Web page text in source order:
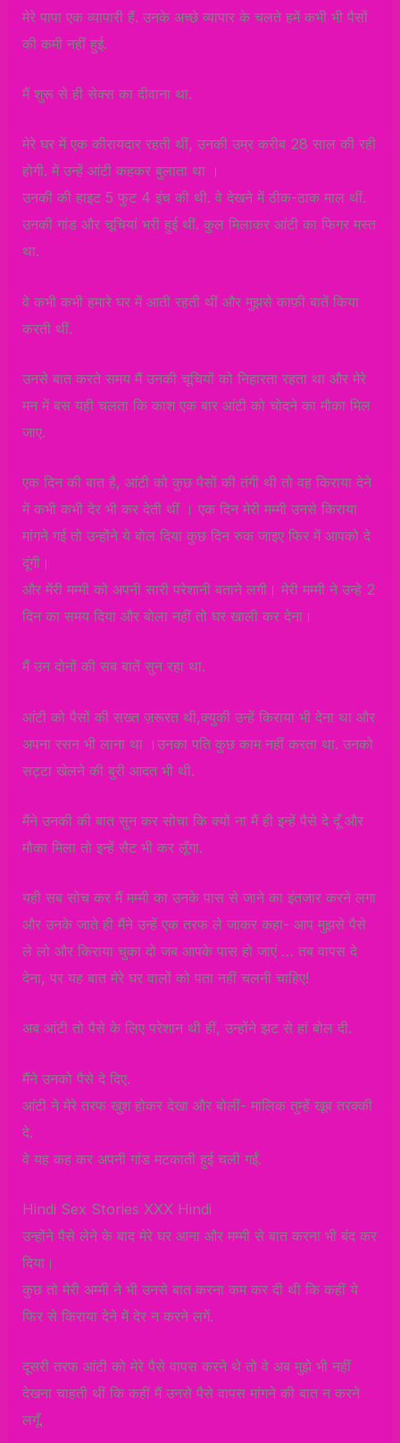
मेरे पापा एक व्यापारी हैं. उनके अच्छे व्यापार के चलते हमें कभी भी पैसों
की कमी नहीं हुई.
मैं शुरू से ही सेक्स का दीवाना था.
मेरे घर में एक कीरायदार रहती थीं, उनकी उम्र करीब 28 साल की रही
होगी. में उन्हें आंटी कहकर बुलाता था ।
उनकी की हाइट 5 फुट 4 इंच की थी. वे देखने में ठीक-ठाक माल थीं.
उनकी गांड और चूचियां भरी हुई थीं. कुल मिलाकर आंटी का फिगर मस्त
था.
वे कभी कभी हमारे घर में आती रहती थीं और मुझसे काफ़ी बातें किया
करती थीं.
उनसे बात करते समय मैं उनकी चूचियों को निहारता रहता था और मेरे
मन में बस यही चलता कि काश एक बार आंटी को चोदने का मौका मिल
जाए.
एक दिन की बात है, आंटी को कुछ पैसों की तंगी थी तो वह किराया देने
में कभी कभी देर भी कर देती थीं । एक दिन मेरी मम्मी उनसे किराया
मांगने गई तो उन्होंने ये बोल दिया कुछ दिन रुक जाइए फिर में आपको दे
दूंगी।
और मेंरी मम्मी को अपनी सारी परेशानी बताने लगी। मेरी मम्मी ने उन्हे 2
दिन का समय दिया और बोला नहीं तो घर खाली कर देना।
मैं उन दोनों की सब बातें सुन रहा था.
आंटी को पैसों की सख्त ज़रूरत थी,क्युकी उन्हें किराया भी देना था और
अपना रसन भी लाना था ।उनका पति कुछ काम नहीं करता था. उनको
सट्टा खेलने की बुरी आदत भी थी.
मैंने उनकी की बात सुन कर सोचा कि क्यों ना मैं ही इन्हें पैसे दे दूँ और
मौका मिला तो इन्हें सैट भी कर लूँगा.
यही सब सोच कर मैं मम्मी का उनके पास से जाने का इंतजार करने लगा
और उनके जाते ही मैंने उन्हें एक तरफ ले जाकर कहा- आप मुझसे पैसे
ले लो और किराया चुका दो जब आपके पास हो जाएं … तब वापस दे
देना, पर यह बात मेरे घर वालों को पता नहीं चलनी चाहिए!
अब आंटी तो पैसे के लिए परेशान थी हीं, उन्होंने झट से हां बोल दी.
मैंने उनको पैसे दे दिए.
आंटी ने मेरे तरफ खुश होकर देखा और बोलीं- मालिक तुम्हें खूब तरक्की
दे.
वे यह कह कर अपनी गांड मटकाती हुई चली गईं.
Hindi Sex Stories XXX Hindi
उन्होंने पैसे लेने के बाद मेरे घर आना और मम्मी से बात करना भी बंद कर
दिया।
कुछ तो मेरी अम्मी ने भी उनसे बात करना कम कर दी थी कि कहीं ये
फिर से किराया देने में देर न करने लगें.
दूसरी तरफ आंटी को मेरे पैसे वापस करने थे तो वे अब मुझे भी नहीं
देखना चाहती थीं कि कहीं मैं उनसे पैसे वापस मांगने की बात न करने
लगूँ.